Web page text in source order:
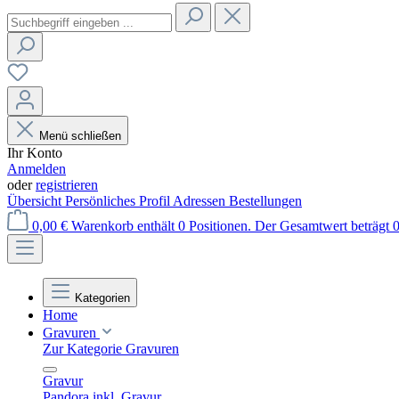
Menü schließen
Ihr Konto
Anmelden
oderregistrieren
ÜbersichtPersönliches ProfilAdressen Bestellungen
0,00 € Warenkorb enthält 0 Positionen. Der Gesamtwert beträgt
Kategorien
Home
Gravuren
Zur Kategorie Gravuren
Gravur